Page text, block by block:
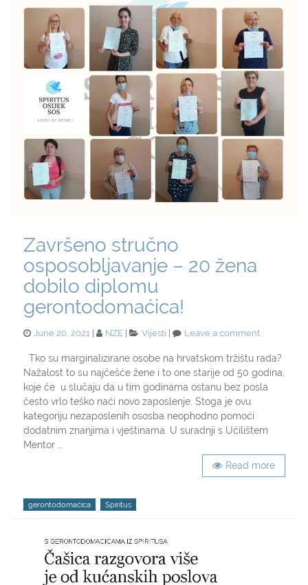
Završeno stručno
osposobljavanje – 20 žena
dobilo diplomu
gerontodomaćica!
Posted
June 20, 2021 NZE Categories
Vijesti Leave a commenton
stručno
–
20
diplomu
Tko su marginalizirane osobe na hrvatskom tržištu rada?
Nažalost to su najčešće žene i to one starije od 50 godina,
koje će u slučaju da u tim godinama ostanu bez posla
često vrlo teško naći novo zaposlenje. Stoga je ovu
kategoriju nezaposlenih ososba neophodno pomoći
dodatnim znanjima i vještinama. U suradnji s Učilištem
Mentor …
Read more
Tags
gerontodomaćica Spiritus